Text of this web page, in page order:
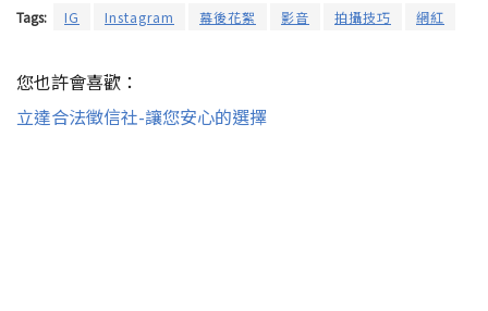
Tags: IG Instagram 幕後花絮 影音 拍攝技巧 網紅
您也許會喜歡：
立達合法徵信社-讓您安心的選擇